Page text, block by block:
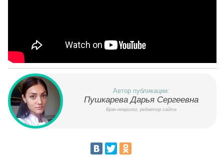
Автор публикации:
Пушкарева Дарья Сергеевна
Врач-невролог, редактор сайта